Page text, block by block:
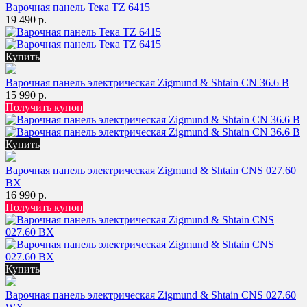
Варочная панель Тека TZ 6415
19 490 р.
Купить
Варочная панель электрическая Zigmund & Shtain CN 36.6 B
15 990 р.
Получить купон
Купить
Варочная панель электрическая Zigmund & Shtain CNS 027.60
BX
16 990 р.
Получить купон
Купить
Варочная панель электрическая Zigmund & Shtain CNS 027.60